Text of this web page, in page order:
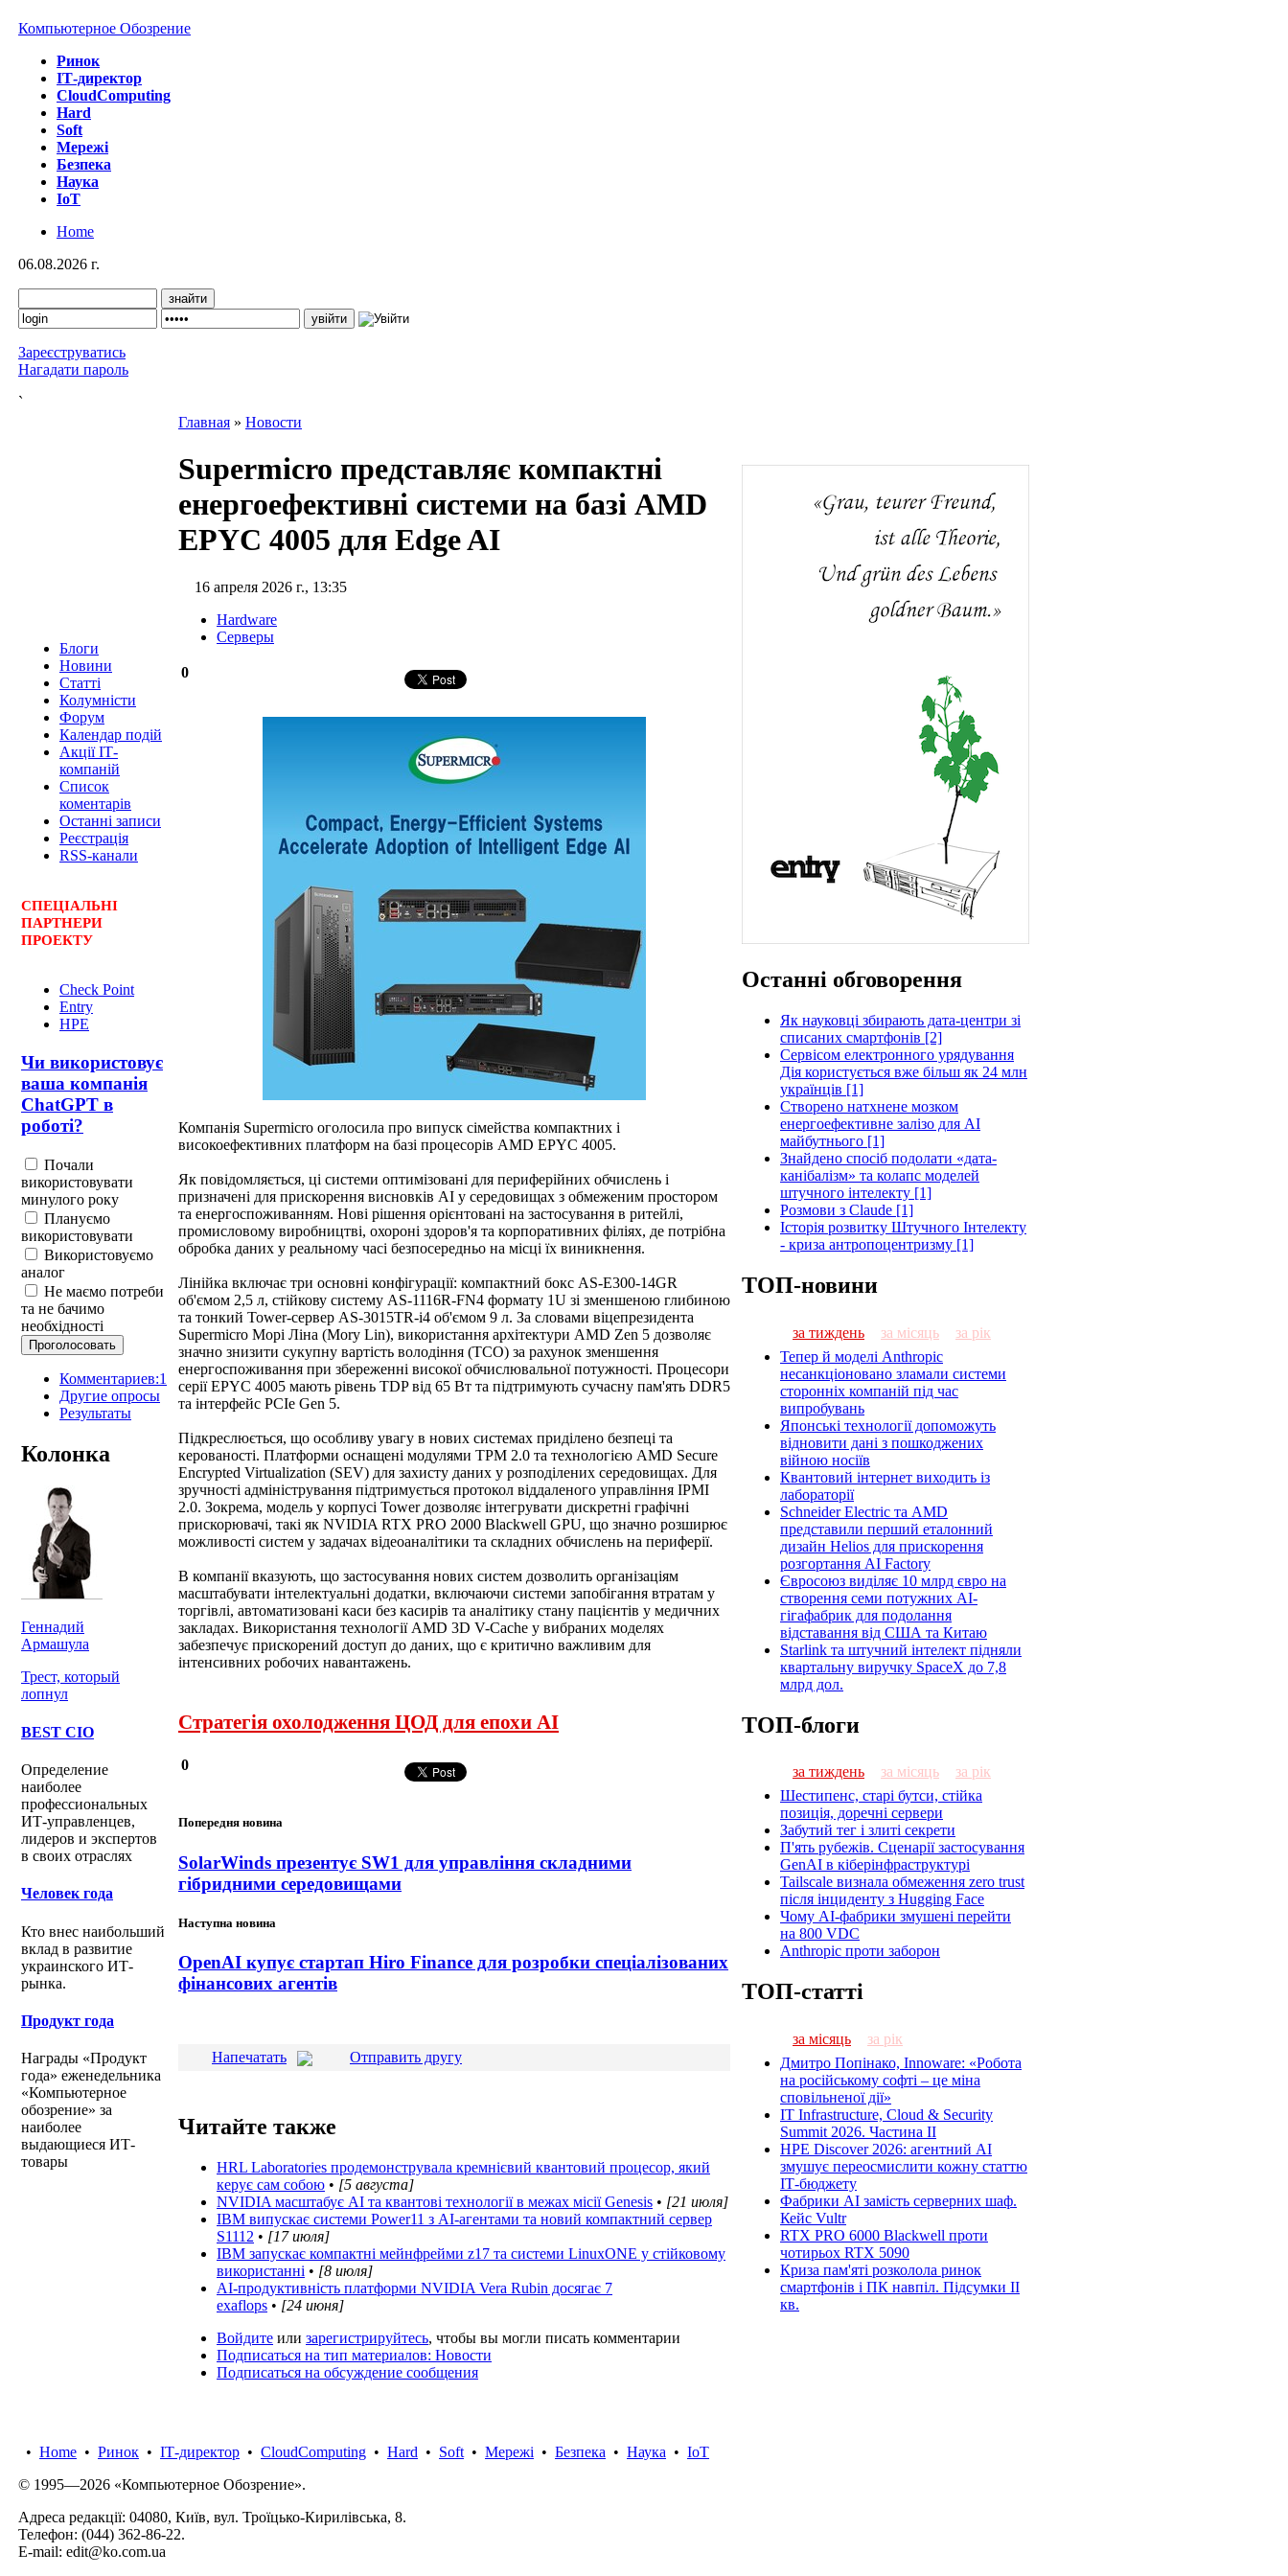
Компьютерное Обозрение
Ринок
IТ-директор
CloudComputing
Hard
Soft
Мережі
Безпека
Наука
IoT
Home
06.08.2026 г.
Зареєструватись
Нагадати пароль
`
Блоги
Новини
Статті
Колумністи
Форум
Календар подій
Акції ІТ-
компаній
Список
коментарів
Останні записи
Реєстрація
RSS-канали
СПЕЦІАЛЬНІ
ПАРТНЕРИ
ПРОЕКТУ
Check Point
Entry
HPE
Чи використовує
ваша компанія
ChatGPT в
роботі?
Почали
використовувати
минулого року
Плануємо
використовувати
Використовуємо
аналог
Не маємо потреби
та не бачимо
необхідності
Комментариев:1
Другие опросы
Результаты
Колонка
Геннадий
Армашула
Трест, который
лопнул
BEST CIO
Определение
наиболее
профессиональных
ИТ-управленцев,
лидеров и экспертов
в своих отраслях
Человек года
Кто внес наибольший
вклад в развитие
украинского ИТ-
рынка.
Продукт года
Награды «Продукт
года» еженедельника
«Компьютерное
обозрение» за
наиболее
выдающиеся ИТ-
товары
Главная » Новости
Supermicro представляє компактні
енергоефективні системи на базі AMD
EPYC 4005 для Edge AI
16 апреля 2026 г., 13:35
Hardware
Серверы
0
Компанія Supermicro оголосила про випуск сімейства компактних і
високоефективних платформ на базі процесорів AMD EPYC 4005.
Як повідомляється, ці системи оптимізовані для периферійних обчислень і
призначені для прискорення висновків AI у середовищах з обмеженим простором
та енергоспоживанням. Нові рішення орієнтовані на застосування в ритейлі,
промисловому виробництві, охороні здоров'я та корпоративних філіях, де потрібна
обробка даних у реальному часі безпосередньо на місці їх виникнення.
Лінійка включає три основні конфігурації: компактний бокс AS-E300-14GR
об'ємом 2,5 л, стійкову систему AS-1116R-FN4 формату 1U зі зменшеною глибиною
та тонкий Tower-сервер AS-3015TR-i4 об'ємом 9 л. За словами віцепрезидента
Supermicro Морі Ліна (Mory Lin), використання архітектури AMD Zen 5 дозволяє
значно знизити сукупну вартість володіння (TCO) за рахунок зменшення
енергоспоживання при збереженні високої обчислювальної потужності. Процесори
серії EPYC 4005 мають рівень TDP від 65 Вт та підтримують сучасну пам'ять DDR5
та інтерфейс PCIe Gen 5.
Підкреслюється, що особливу увагу в нових системах приділено безпеці та
керованості. Платформи оснащені модулями TPM 2.0 та технологією AMD Secure
Encrypted Virtualization (SEV) для захисту даних у розподілених середовищах. Для
зручності адміністрування підтримується протокол віддаленого управління IPMI
2.0. Зокрема, модель у корпусі Tower дозволяє інтегрувати дискретні графічні
прискорювачі, такі як NVIDIA RTX PRO 2000 Blackwell GPU, що значно розширює
можливості систем у задачах відеоаналітики та складних обчислень на периферії.
В компанії вказують, що застосування нових систем дозволить організаціям
масштабувати інтелектуальні додатки, включаючи системи запобігання втратам у
торгівлі, автоматизовані каси без касирів та аналітику стану пацієнтів у медичних
закладах. Використання технології AMD 3D V-Cache у вибраних моделях
забезпечує прискорений доступ до даних, що є критично важливим для
інтенсивних робочих навантажень.
Стратегія охолодження ЦОД для епохи AI
0
Попередня новина
SolarWinds презентує SW1 для управління складними
гібридними середовищами
Наступна новина
OpenAI купує стартап Hiro Finance для розробки спеціалізованих
фінансових агентів
Напечатать Отправить другу
Читайте также
HRL Laboratories продемонструвала кремнієвий квантовий процесор, який
керує сам собою • [5 августа]
NVIDIA масштабує AI та квантові технології в межах місії Genesis • [21 июля]
IBM випускає системи Power11 з AI-агентами та новий компактний сервер
S1112 • [17 июля]
IBM запускає компактні мейнфрейми z17 та системи LinuxONE у стійковому
використанні • [8 июля]
AI-продуктивність платформи NVIDIA Vera Rubin досягає 7
exaflops • [24 июня]
Войдите или зарегистрируйтесь, чтобы вы могли писать комментарии
Подписаться на тип материалов: Новости
Подписаться на обсуждение сообщения
Останні обговорення
Як науковці збирають дата-центри зі
списаних смартфонів [2]
Сервісом електронного урядування
Дія користується вже більш як 24 млн
українців [1]
Створено натхнене мозком
енергоефективне залізо для AI
майбутнього [1]
Знайдено спосіб подолати «дата-
канібалізм» та колапс моделей
штучного інтелекту [1]
Розмови з Claude [1]
Історія розвитку Штучного Інтелекту
- криза антропоцентризму [1]
ТОП-новини
за тиждень за місяць
за рік
Тепер й моделі Anthropic
несанкціоновано зламали системи
сторонніх компаній під час
випробувань
Японські технології допоможуть
відновити дані з пошкоджених
війною носіїв
Квантовий інтернет виходить із
лабораторії
Schneider Electric та AMD
представили перший еталонний
дизайн Helios для прискорення
розгортання AI Factory
Євросоюз виділяє 10 млрд євро на
створення семи потужних AI-
гігафабрик для подолання
відставання від США та Китаю
Starlink та штучний інтелект підняли
квартальну виручку SpaceX до 7,8
млрд дол.
ТОП-блоги
за тиждень за місяць
за рік
Шестипенс, старі бутси, стійка
позиція, доречні сервери
Забутий тег і злиті секрети
П'ять рубежів. Сценарії застосування
GenAI в кіберінфраструктурі
Tailscale визнала обмеження zero trust
після інциденту з Hugging Face
Чому AI-фабрики змушені перейти
на 800 VDC
Anthropic проти заборон
ТОП-статті
за місяць
за рік
Дмитро Попінако, Innoware: «Робота
на російському софті – це міна
сповільненої дії»
IT Infrastructure, Cloud & Security
Summit 2026. Частина ІІ
HPE Discover 2026: агентний AI
змушує переосмислити кожну статтю
ІТ-бюджету
Фабрики AI замість серверних шаф.
Кейс Vultr
RTX PRO 6000 Blackwell проти
чотирьох RTX 5090
Криза пам'яті розколола ринок
смартфонів і ПК навпіл. Підсумки ІІ
кв.
• Home • Ринок • IТ-директор • CloudComputing • Hard • Soft • Мережі • Безпека • Наука • IoT
© 1995—2026 «Компьютерное Обозрение».
Адреса редакції: 04080, Київ, вул. Троїцько-Кирилівська, 8.
Телефон: (044) 362-86-22.
E-mail: edit@ko.com.ua